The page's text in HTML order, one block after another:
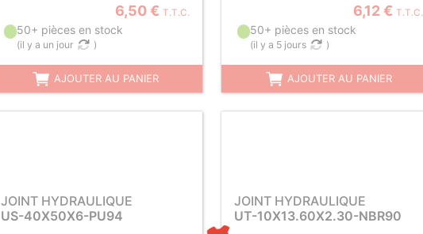
6,50 € T.T.C.
50+ pièces en stock
(il y a un jour )
AJOUTER AU PANIER
6,12 € T.T.C.
50+ pièces en stock
(il y a 5 jours )
AJOUTER AU PANIER
JOINT HYDRAULIQUE
US-40X50X6-PU94
JOINT HYDRAULIQUE
UT-10X13.60X2.30-NBR90